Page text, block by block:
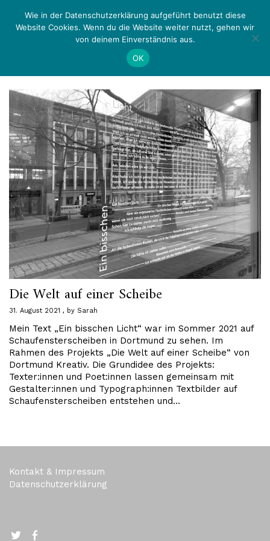
Zurück Menü
Die Welt auf einer Scheibe
31. August 2021 by Sarah
Mein Text „Ein bisschen Licht“ war im Sommer 2021 auf
Schaufensterscheiben in Dortmund zu sehen. Im
Rahmen des Projekts „Die Welt auf einer Scheibe“ von
Dortmund Kreativ. Die Grundidee des Projekts:
Texter:innen und Poet:innen lassen gemeinsam mit
Gestalter:innen und Typograph:innen Textbilder auf
Schaufensterscheiben entstehen und…
Kontakt & Impressum
Datenschutzerklärung
Wie in der Datenschutzerklärung aufgeführt benutzt diese
Website Cookies. Wenn du die Website weiter nutzt, gehen wir
von deinem Einverständnis aus.
OK